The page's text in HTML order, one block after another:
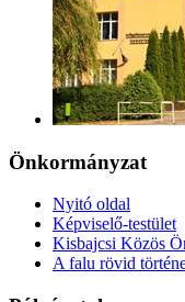
Önkormányzat
Nyitó oldal
Képviselő-testület
Kisbajcsi Közös
A falu rövid